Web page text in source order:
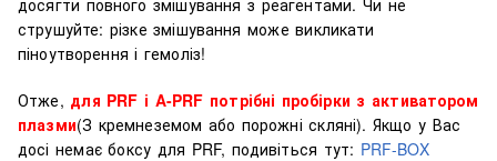
струшуйте: різке змішування може викликати
піноутворення і гемоліз!
Отже, для PRF і A-PRF потрібні пробірки з активатором
плазми(З кремнеземом або порожні скляні). Якщо у Вас
досі немає боксу для PRF, подивіться тут: PRF-BOX